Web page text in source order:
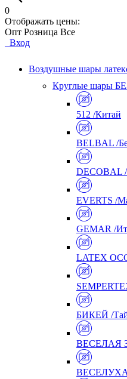
0
Отображать цены:
Опт Розница Все
Вход
Воздушные шары
Круглые шары
512 /Китай
BELBAL /
DECOBAL
EVERTS /
GEMAR /
LATEX
БИКЕЙ /
ВЕСЕЛАЯ
ВЕСЕЛУХА